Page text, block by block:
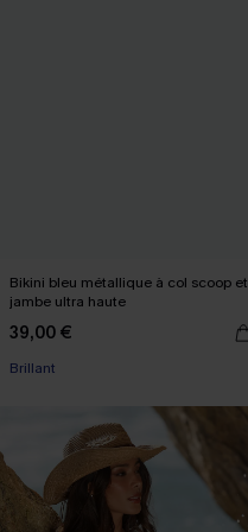
Bikini bleu métallique à col scoop et
jambe ultra haute
39,00 €
Brillant